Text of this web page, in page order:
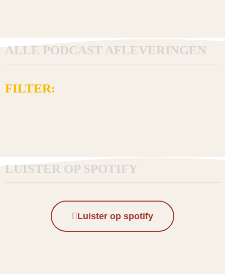
ALLE PODCAST AFLEVERINGEN
FILTER:
LUISTER OP SPOTIFY
Luister op spotify